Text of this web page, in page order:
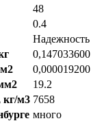
48
0.4
Надежность
0,147033600
0,000019200
19.2
кг/м3 7658
много